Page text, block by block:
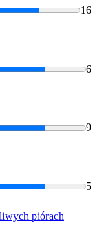
16
6
9
5
piórach